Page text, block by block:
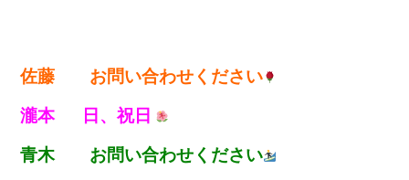
佐藤 お問い合わせください
瀧本 日、祝日
青木 お問い合わせください